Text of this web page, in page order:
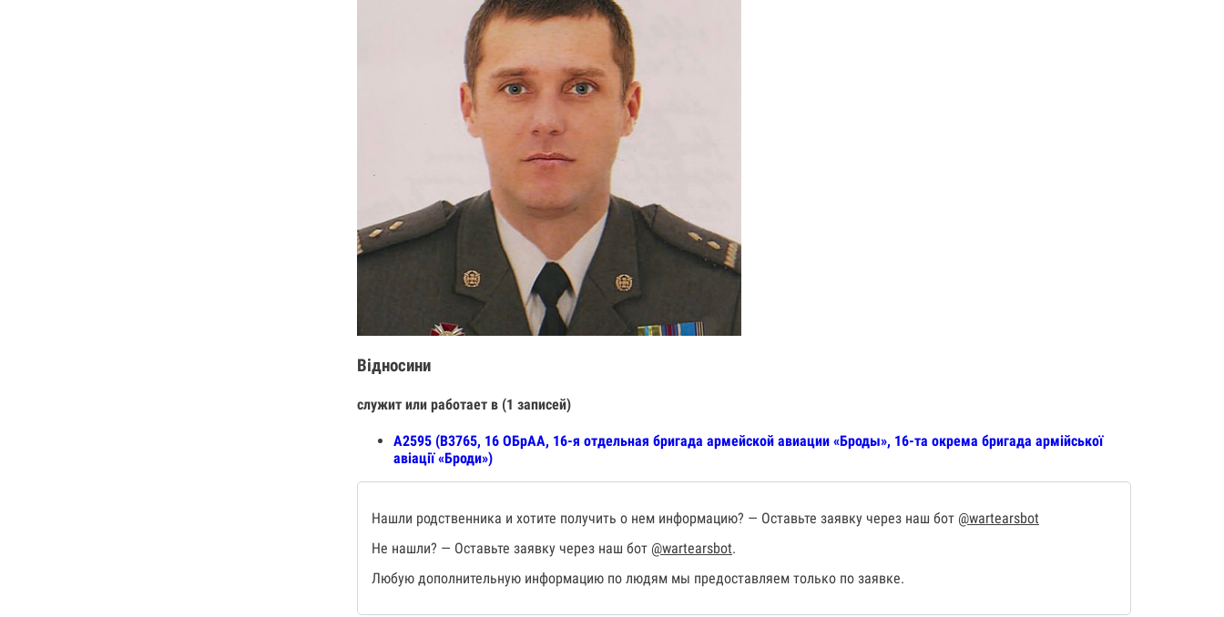
Відносини
служит или работает в (1 записей)
А2595 (В3765, 16 ОБрАА, 16-я отдельная бригада армейской авиации «Броды», 16-та окрема бригада армійської
авіації «Броди»)
Нашли родственника и хотите получить о нем информацию? — Оставьте заявку через наш бот @wartearsbot
Не нашли? — Оставьте заявку через наш бот @wartearsbot.
Любую дополнительную информацию по людям мы предоставляем только по заявке.